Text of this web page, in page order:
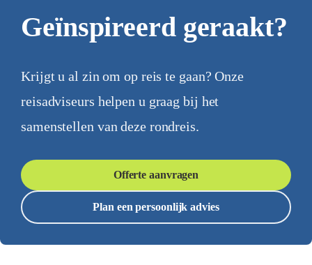
Geïnspireerd geraakt?
Krijgt u al zin om op reis te gaan? Onze
reisadviseurs helpen u graag bij het
samenstellen van deze rondreis.
Offerte aanvragen
Plan een persoonlijk advies